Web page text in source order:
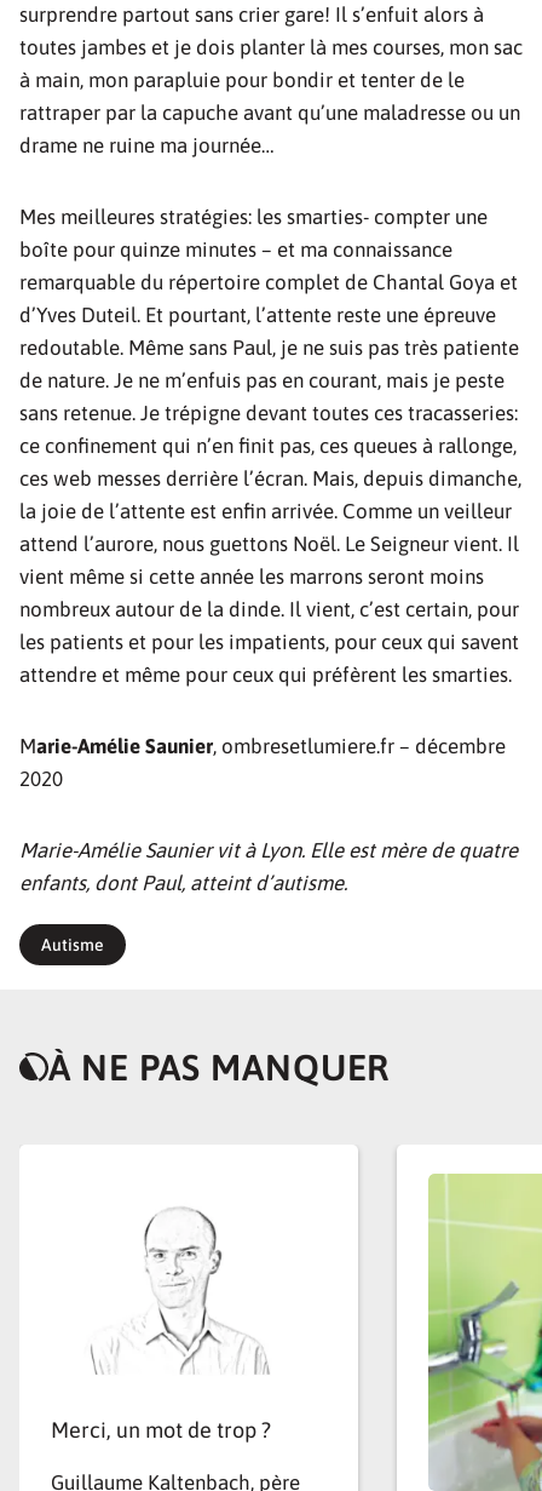
surprendre partout sans crier gare! Il s’enfuit alors à
toutes jambes et je dois planter là mes courses, mon sac
à main, mon parapluie pour bondir et tenter de le
rattraper par la capuche avant qu’une maladresse ou un
drame ne ruine ma journée…
Mes meilleures stratégies: les smarties- compter une
boîte pour quinze minutes – et ma connaissance
remarquable du répertoire complet de Chantal Goya et
d’Yves Duteil. Et pourtant, l’attente reste une épreuve
redoutable. Même sans Paul, je ne suis pas très patiente
de nature. Je ne m’enfuis pas en courant, mais je peste
sans retenue. Je trépigne devant toutes ces tracasseries:
ce confinement qui n’en finit pas, ces queues à rallonge,
ces web messes derrière l’écran. Mais, depuis dimanche,
la joie de l’attente est enfin arrivée. Comme un veilleur
attend l’aurore, nous guettons Noël. Le Seigneur vient. Il
vient même si cette année les marrons seront moins
nombreux autour de la dinde. Il vient, c’est certain, pour
les patients et pour les impatients, pour ceux qui savent
attendre et même pour ceux qui préfèrent les smarties.
Marie-Amélie Saunier, ombresetlumiere.fr – décembre
2020
Marie-Amélie Saunier vit à Lyon. Elle est mère de quatre
enfants, dont Paul, atteint d’autisme.
Autisme
À NE PAS MANQUER
Merci, un mot de trop ?
Guillaume Kaltenbach, père